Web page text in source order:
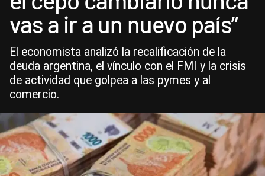
vas a ir a un nuevo país”
El economista analizó la recalificación de la
deuda argentina, el vínculo con el FMI y la crisis
de actividad que golpea a las pymes y al
comercio.